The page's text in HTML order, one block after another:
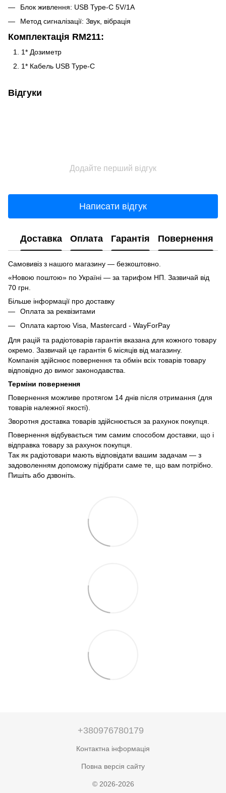
Блок живлення: USB Type-C 5V/1A
Метод сигналізації: Звук, вібрація
Комплектація RM211:
1* Дозиметр
1* Кабель USB Type-C
Відгуки
Додайте перший відгук
Написати відгук
Доставка Оплата Гарантія Повернення
Самовивіз з нашого магазину — безкоштовно.
«Новою поштою» по Україні — за тарифом НП. Зазвичай від
70 грн.
Більше інформації про доставку
Оплата за реквізитами
Оплата картою Visa, Mastercard - WayForPay
Для рацій та радіотоварів гарантія вказана для кожного товару
окремо. Зазвичай це гарантія 6 місяців від магазину.
Компанія здійснює повернення та обмін всіх товарів товару
відповідно до вимог законодавства.
Терміни повернення
Повернення можливе протягом 14 днів після отримання (для
товарів належної якості).
Зворотня доставка товарів здійснюється за рахунок покупця.
Повернення відбувається тим самим способом доставки, що і
відправка товару за рахунок покупця.
Так як радіотовари мають відповідати вашим задачам — з
задоволенням допоможу підібрати саме те, що вам потрібно.
Пишіть або дзвоніть.
+380976780179
Контактна інформація
Повна версія сайту
© 2026-2026